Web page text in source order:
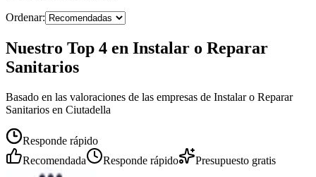
Ordenar:
Nuestro Top 4 en Instalar o Reparar
Sanitarios
Basado en las valoraciones de las empresas de Instalar o Reparar
Sanitarios en Ciutadella
Responde rápido
Recomendada
Responde rápido Presupuesto gratis